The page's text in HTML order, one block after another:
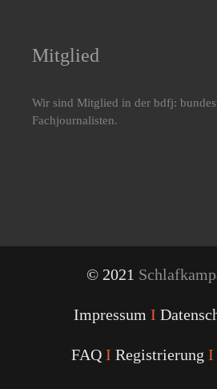
Mitglied
Wir sind Mitglied in der bdfj:
Fachjournalisten.
© 2021
Impressum I
FAQ I Registrierung I